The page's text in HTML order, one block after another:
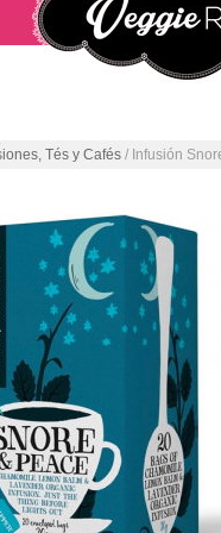
Tés y Cafés / Infusión